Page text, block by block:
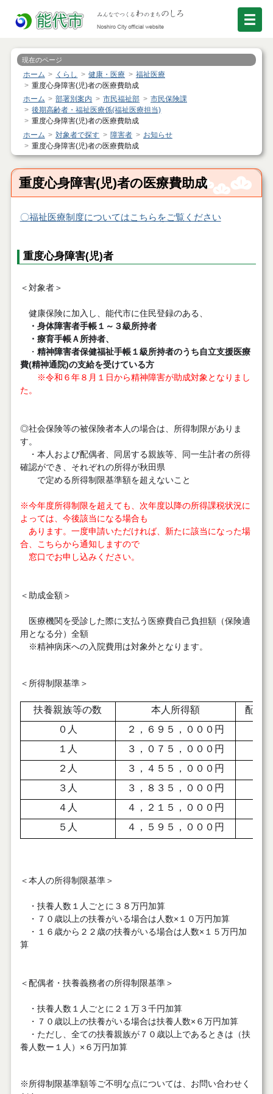
現在のページ
ホーム くらし 健康・医療
福祉医療
重度心身障害(児)者の医療費助成
ホーム
部署別案内 市民福祉部
市民保険課
後期高齢者・福祉医療係(福祉医療担当)
重度心身障害(児)者の医療費助成
ホーム
対象者で探す 障害者
お知らせ
重度心身障害(児)者の医療費助成
重度心身障害(児)者の医療費助成
〇福祉医療制度についてはこちらをご覧ください
重度心身障害(児)者
＜対象者＞
健康保険に加入し、能代市に住民登録のある、
・身体障害者手帳１～３級所持者
・ 療育手帳Ａ所持者、
・ 精神障害者保健福祉手帳１級所持者のうち自立支援医療
費(精神通院)の支給を受けている方
※令和６年８月１日から精神障害が助成対象となりまし
た。
◎社会保険等の被保険者本人の場合は、所得制限がありま
す。
・本人および配偶者、同居する親族等、同一生計者の所得
確認ができ、それぞれの所得が秋田県
で定める所得制限基準額を超えないこと
※今年度所得制限を超えても、次年度以降の所得課税状況に
よっては、今後該当になる場合も
あります。一度申請いただければ、新たに該当になった場
合、こちらから通知しますので
窓口でお申し込みください。
＜助成金額＞
医療機関を受診した際に支払う医療費自己負担額（保険適
用となる分）全額
※精神病床への入院費用は対象外となります。
＜所得制限基準＞
扶養親族等の数 本人所得額
配偶
０人
２，６９５，０００円
１人
３，０７５，０００円
２人
３，４５５，０００円
３人
３，８３５，０００円
４人
４，２１５，０００円
５人
４，５９５，０００円
＜本人の所得制限基準＞
・扶養人数１人ごとに３８万円加算
・７０歳以上の扶養がいる場合は人数×１０万円加算
・１６歳から２２歳の扶養がいる場合は人数×１５万円加
算
＜配偶者・扶養義務者の所得制限基準＞
・扶養人数１人ごとに２１万３千円加算
・７０歳以上の扶養がいる場合は扶養人数×６万円加算
・ただし、全ての扶養親族が７０歳以上であるときは（扶
養人数ー１人）×６万円加算
※所得制限基準額等ご不明な点については、お問い合わせく